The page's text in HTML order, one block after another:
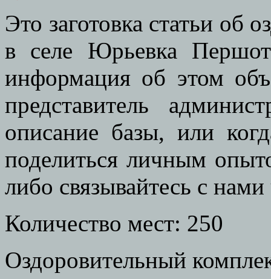
Это заготовка статьи об
в селе Юрьевка
информация об этом
представитель
описание базы, или
поделиться личным
либо связывайтесь с
Количество мест: 250
Оздоровительный